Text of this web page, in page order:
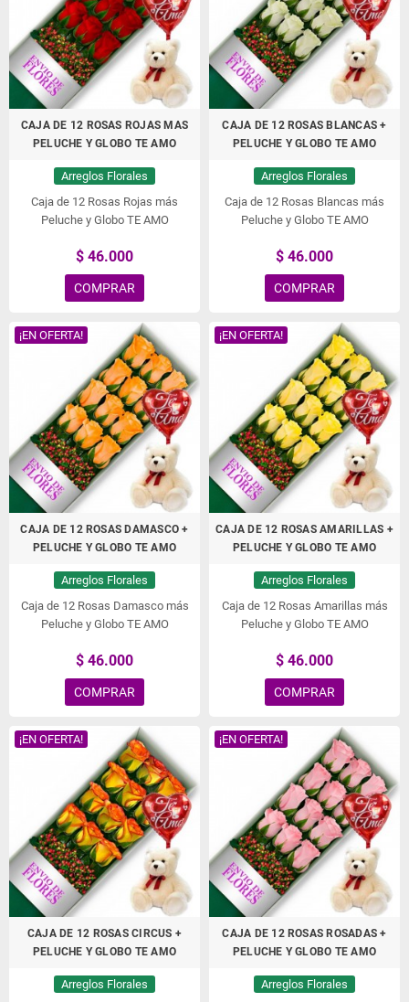
CAJA DE 12 ROSAS ROJAS MAS
PELUCHE Y GLOBO TE AMO
Arreglos Florales
Caja de 12 Rosas Rojas más
Peluche y Globo TE AMO
$ 46.000
COMPRAR
CAJA DE 12 ROSAS BLANCAS +
PELUCHE Y GLOBO TE AMO
Arreglos Florales
Caja de 12 Rosas Blancas más
Peluche y Globo TE AMO
$ 46.000
COMPRAR
¡EN OFERTA!
CAJA DE 12 ROSAS DAMASCO +
PELUCHE Y GLOBO TE AMO
Arreglos Florales
Caja de 12 Rosas Damasco más
Peluche y Globo TE AMO
$ 46.000
COMPRAR
¡EN OFERTA!
CAJA DE 12 ROSAS AMARILLAS +
PELUCHE Y GLOBO TE AMO
Arreglos Florales
Caja de 12 Rosas Amarillas más
Peluche y Globo TE AMO
$ 46.000
COMPRAR
¡EN OFERTA!
CAJA DE 12 ROSAS CIRCUS +
PELUCHE Y GLOBO TE AMO
Arreglos Florales
¡EN OFERTA!
CAJA DE 12 ROSAS ROSADAS +
PELUCHE Y GLOBO TE AMO
Arreglos Florales